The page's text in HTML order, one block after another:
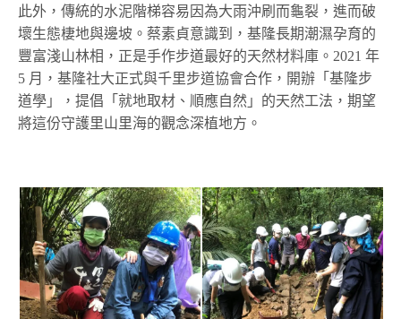
此外，傳統的水泥階梯容易因為大雨沖刷而龜裂，進而破
壞生態棲地與邊坡。蔡素貞意識到，基隆長期潮濕孕育的
豐富淺山林相，正是手作步道最好的天然材料庫。2021 年
5 月，基隆社大正式與千里步道協會合作，開辦「基隆步
道學」，提倡「就地取材、順應自然」的天然工法，期望
將這份守護里山里海的觀念深植地方。